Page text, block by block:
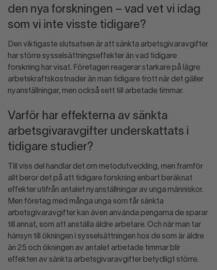
den nya forskningen – vad vet vi idag
som vi inte visste tidigare?
Den viktigaste slutsatsen är att sänkta arbetsgivaravgifter
har större sysselsättningseffekter än vad tidigare
forskning har visat. Företagen reagerar starkare på lägre
arbetskraftskostnader än man tidigare trott när det gäller
nyanställningar, men också sett till arbetade timmar.
Varför har effekterna av sänkta
arbetsgivaravgifter underskattats i
tidigare studier?
Till viss del handlar det om metodutveckling, men framför
allt beror det på att tidigare forskning enbart beräknat
effekter utifrån antalet nyanställningar av unga människor.
Men företag med många unga som får sänkta
arbetsgivaravgifter kan även använda pengarna de sparar
till annat, som att anställa äldre arbetare. Och när man tar
hänsyn till ökningen i sysselsättningen hos de som är äldre
än 25 och ökningen av antalet arbetade timmar blir
effekten av sänkta arbetsgivaravgifter betydligt större.